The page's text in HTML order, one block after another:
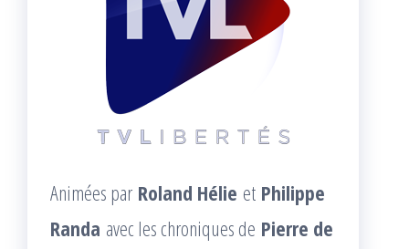
Animées par Roland Hélie et Philippe
Randa avec les chroniques de Pierre de